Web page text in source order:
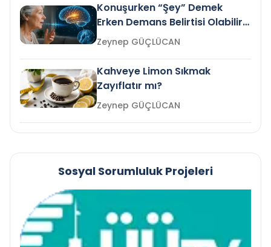
Konuşurken “Şey” Demek
Erken Demans Belirtisi Olabilir
mi?
Zeynep GÜÇLÜCAN
Kahveye Limon Sıkmak
Zayıflatır mı?
Zeynep GÜÇLÜCAN
Sosyal Sorumluluk Projeleri